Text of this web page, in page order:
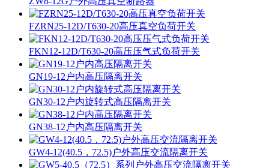
FZRN25-12D/T630-20高压真空负荷开关
FKN12-12D/T630-20高压压气式负荷开关
GN19-12户内高压隔离开关
GN30-12户内旋转式高压隔离开关
GN38-12户内高压隔离开关
GW4-12(40.5，72.5)户外高压交流隔离开关